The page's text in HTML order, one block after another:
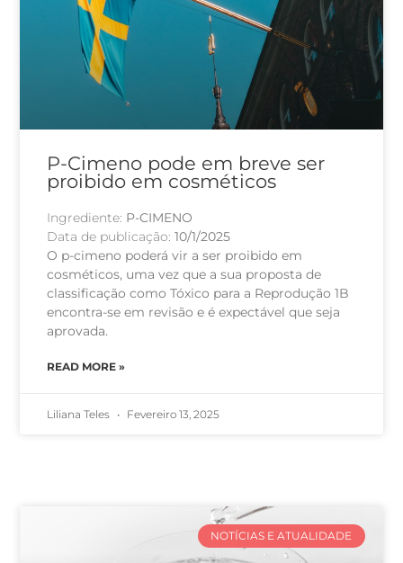
P-Cimeno pode em breve ser
proibido em cosméticos
Ingrediente: P-CIMENO
Data de publicação:10/1/2025
O p-cimeno poderá vir a ser proibido em
cosméticos, uma vez que a sua proposta de
classificação como Tóxico para a Reprodução 1B
encontra-se em revisão e é expectável que seja
aprovada.
READ MORE »
Liliana Teles Fevereiro 13, 2025
NOTÍCIAS E ATUALIDADE